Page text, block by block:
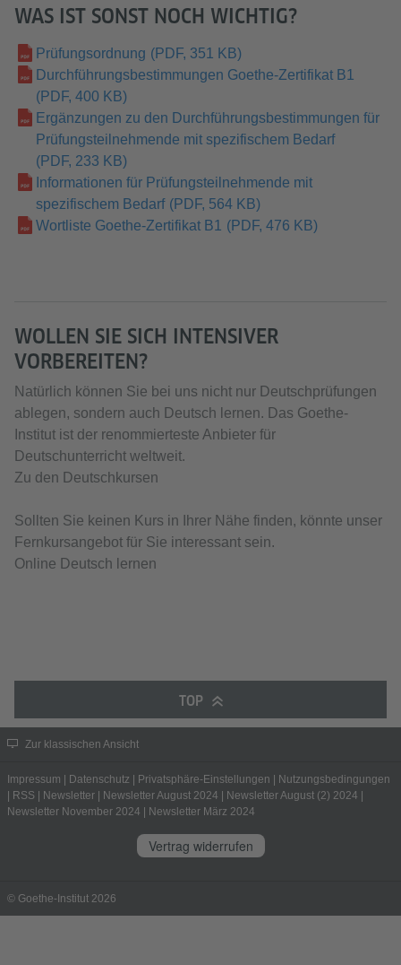
WAS IST SONST NOCH WICHTIG?
Prüfungsordnung (PDF, 351 KB)
Durchführungsbestimmungen Goethe-Zertifikat B1
(PDF, 400 KB)
Ergänzungen zu den Durchführungsbestimmungen für
Prüfungsteilnehmende mit spezifischem Bedarf
(PDF, 233 KB)
Informationen für Prüfungsteilnehmende mit
spezifischem Bedarf (PDF, 564 KB)
Wortliste Goethe-Zertifikat B1
(PDF, 476 KB)
WOLLEN SIE SICH INTENSIVER
VORBEREITEN?
Natürlich können Sie bei uns nicht nur Deutschprüfungen
ablegen, sondern auch Deutsch lernen. Das Goethe-
Institut ist der renommierteste Anbieter für
Deutschunterricht weltweit.
Zu den Deutschkursen
Sollten Sie keinen Kurs in Ihrer Nähe finden, könnte unser
Fernkursangebot für Sie interessant sein.
Online Deutsch lernen
TOP
Zur klassischen Ansicht
Impressum Datenschutz Privatsphäre-Einstellungen
Nutzungsbedingungen
RSS Newsletter Newsletter August 2024 Newsletter August (2) 2024
Newsletter November 2024
Newsletter März 2024
Vertrag widerrufen
© Goethe-Institut 2026